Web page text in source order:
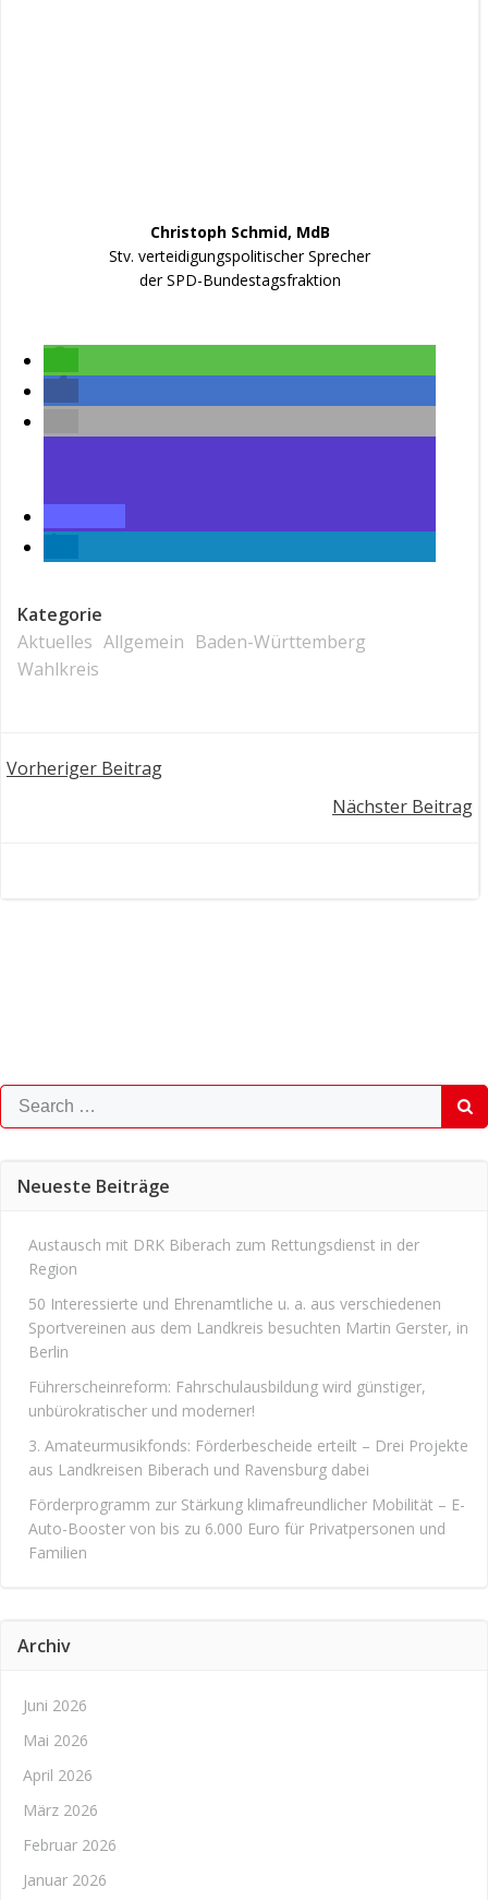
Christoph Schmid, MdB
Stv. verteidigungspolitischer Sprecher
der SPD-Bundestagsfraktion
Kategorie
Aktuelles Allgemein Baden-Württemberg
Wahlkreis
Post
Vorheriger Beitrag
Nächster Beitrag
Search
for:
Neueste Beiträge
Austausch mit DRK Biberach zum Rettungsdienst in der
Region
50 Interessierte und Ehrenamtliche u. a. aus verschiedenen
Sportvereinen aus dem Landkreis besuchten Martin Gerster, in
Berlin
Führerscheinreform: Fahrschulausbildung wird günstiger,
unbürokratischer und moderner!
3. Amateurmusikfonds: Förderbescheide erteilt – Drei Projekte
aus Landkreisen Biberach und Ravensburg dabei
Förderprogramm zur Stärkung klimafreundlicher Mobilität – E-
Auto-Booster von bis zu 6.000 Euro für Privatpersonen und
Familien
Archiv
Juni 2026
Mai 2026
April 2026
März 2026
Februar 2026
Januar 2026